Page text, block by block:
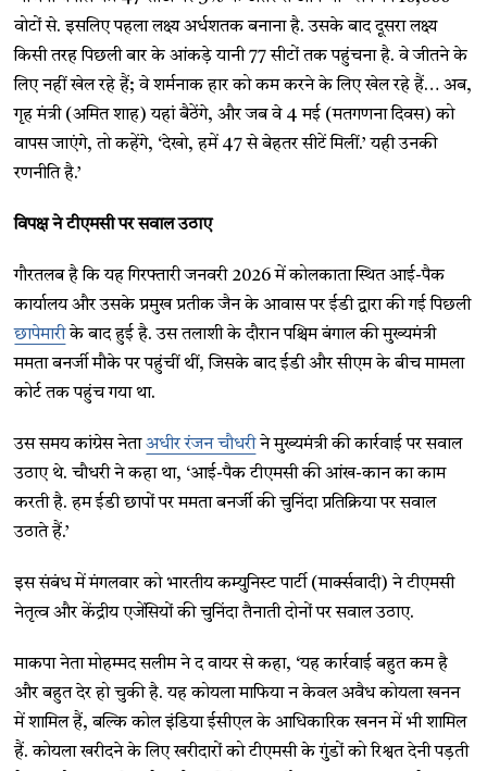
वोटों से. इसलिए पहला लक्ष्य अर्धशतक बनाना है. उसके बाद दूसरा लक्ष्य
किसी तरह पिछली बार के आंकड़े यानी 77 सीटों तक पहुंचना है. वे जीतने के
लिए नहीं खेल रहे हैं; वे शर्मनाक हार को कम करने के लिए खेल रहे हैं… अब,
गृह मंत्री (अमित शाह) यहां बैठेंगे, और जब वे 4 मई (मतगणना दिवस) को
वापस जाएंगे, तो कहेंगे, ‘देखो, हमें 47 से बेहतर सीटें मिलीं.’ यही उनकी
रणनीति है.’
विपक्ष ने टीएमसी पर सवाल उठाए
गौरतलब है कि यह गिरफ्तारी जनवरी 2026 में कोलकाता स्थित आई-पैक
कार्यालय और उसके प्रमुख प्रतीक जैन के आवास पर ईडी द्वारा की गई पिछली
छापेमारीके बाद हुई है. उस तलाशी के दौरान पश्चिम बंगाल की मुख्यमंत्री
ममता बनर्जी मौके पर पहुंचीं थीं, जिसके बाद ईडी और सीएम के बीच मामला
कोर्ट तक पहुंच गया था.
उस समय कांग्रेस नेताअधीर रंजन चौधरीने मुख्यमंत्री की कार्रवाई पर सवाल
उठाए थे. चौधरी ने कहा था, ‘आई-पैक टीएमसी की आंख-कान का काम
करती है. हम ईडी छापों पर ममता बनर्जी की चुनिंदा प्रतिक्रिया पर सवाल
उठाते हैं.’
इस संबंध में मंगलवार को भारतीय कम्युनिस्ट पार्टी (मार्क्सवादी) ने टीएमसी
नेतृत्व और केंद्रीय एजेंसियों की चुनिंदा तैनाती दोनों पर सवाल उठाए.
माकपा नेता मोहम्मद सलीम ने द वायर से कहा, ‘यह कार्रवाई बहुत कम है
और बहुत देर हो चुकी है. यह कोयला माफिया न केवल अवैध कोयला खनन
में शामिल हैं, बल्कि कोल इंडिया ईसीएल के आधिकारिक खनन में भी शामिल
हैं. कोयला खरीदने के लिए खरीदारों को टीएमसी के गुंडों को रिश्वत देनी पड़ती